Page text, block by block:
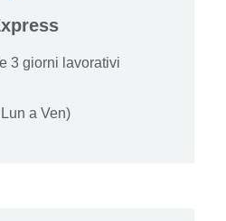
3 giorni lavorativi
a Ven)